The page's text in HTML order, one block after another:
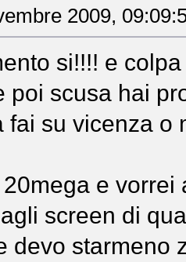
2009,
si!!!! e
poi scusa hai
fai su vicenza o
e
screen di
devo starmeno